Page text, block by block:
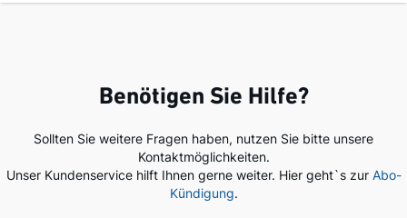
Benötigen Sie Hilfe?
Sollten Sie weitere Fragen haben, nutzen Sie bitte unsere
Kontaktmöglichkeiten.
Unser Kundenservice hilft Ihnen gerne weiter. Hier geht`s zur Abo-
Kündigung.